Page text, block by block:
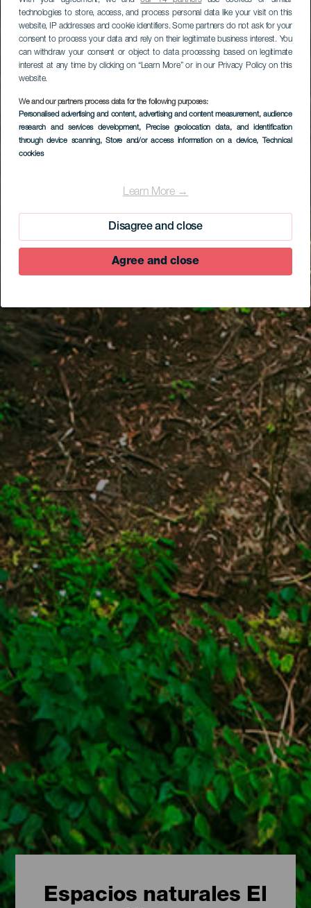
technologies to store, access, and process personal data like your visit on this
website, IP addresses and cookie identifiers. Some partners do not ask for your
consent to process your data and rely on their legitimate business interest. You
can withdraw your consent or object to data processing based on legitimate
interest at any time by clicking on “Learn More” or in our Privacy Policy on this
website.
We and our partners process data for the following purposes:
Personalised advertising and content, advertising and content measurement, audience
research and services development, Precise geolocation data, and identification
through device scanning, Store and/or access information on a device, Technical
cookies
Learn More →
Disagree and close
Agree and close
Espacios naturales El